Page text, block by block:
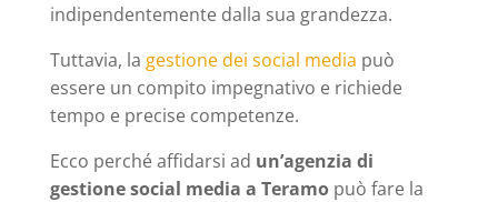
indipendentemente dalla sua grandezza.
Tuttavia, la gestione dei social media può
essere un compito impegnativo e richiede
tempo e precise competenze.
Ecco perché affidarsi ad un’agenzia di
gestione social media a Teramopuò fare la